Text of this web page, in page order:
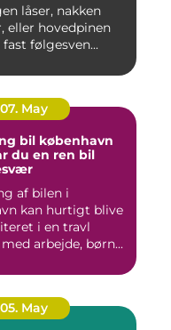
låser, nakken
eller hovedpinen
følgesven...
07. May
bil københavn
du en ren bil
af bilen i
kan hurtigt blive
i en travl
arbejde, børn...
05. May